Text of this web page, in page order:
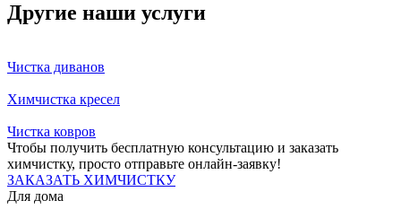
Другие наши услуги
Чистка диванов
Химчистка кресел
Чистка ковров
Чтобы получить бесплатную консультацию и заказать
химчистку, просто отправьте онлайн-заявку!
ЗАКАЗАТЬ ХИМЧИСТКУ
Для дома